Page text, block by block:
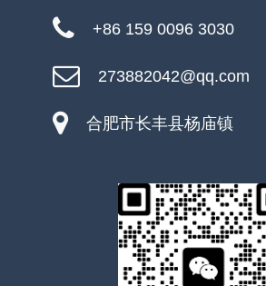
+86 159 0096 3030
273882042@qq.com
合肥市长丰县杨庙镇